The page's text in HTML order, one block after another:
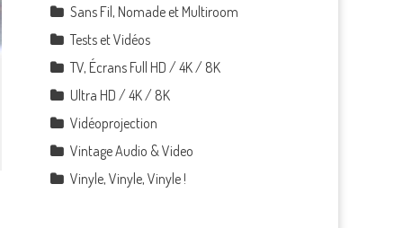
Sans Fil, Nomade et Multiroom
Tests et Vidéos
TV, Écrans Full HD / 4K / 8K
Ultra HD / 4K / 8K
Vidéoprojection
Vintage Audio & Video
Vinyle, Vinyle, Vinyle !